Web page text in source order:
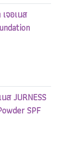
จอเนส
ส JURNESS
SPF